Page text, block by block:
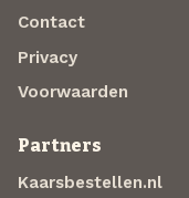
Contact
Privacy
Voorwaarden
Partners
Kaarsbestellen.nl